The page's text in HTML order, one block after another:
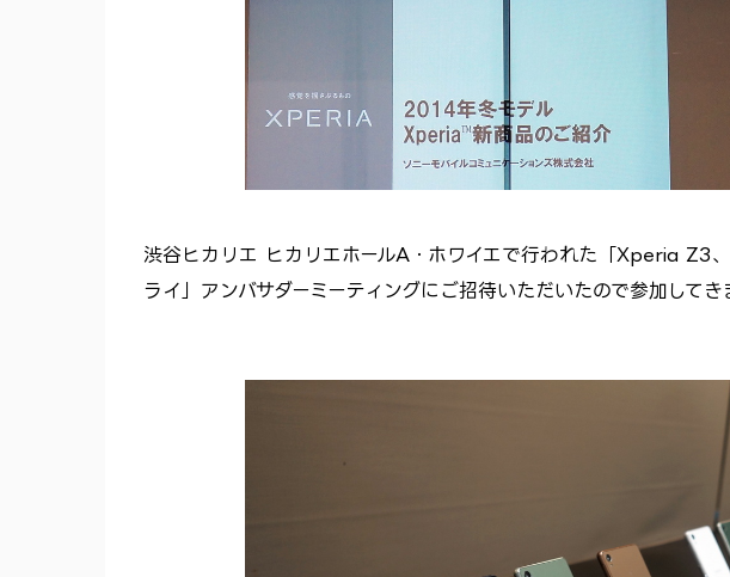
渋谷ヒカリエ ヒカリエホールA・ホワイエで行われた「Xperia
ライ」アンバサダーミーティングにご招待いただいたので参加してき